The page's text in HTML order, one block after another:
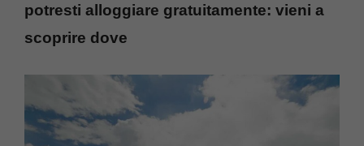
potresti alloggiare gratuitamente: vieni a
scoprire dove